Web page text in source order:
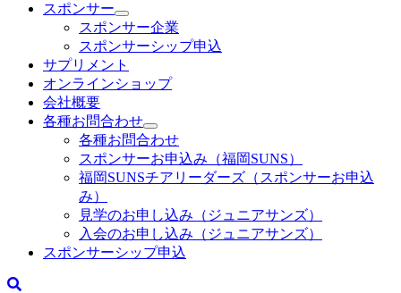
スポンサー
スポンサー企業
スポンサーシップ申込
サプリメント
オンラインショップ
会社概要
各種お問合わせ
各種お問合わせ
スポンサーお申込み（福岡SUNS）
福岡SUNSチアリーダーズ（スポンサーお申込
み）
見学のお申し込み（ジュニアサンズ）
入会のお申し込み（ジュニアサンズ）
スポンサーシップ申込